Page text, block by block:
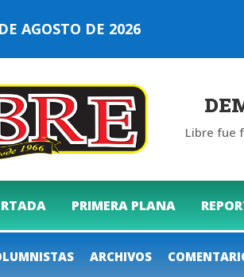
AGOSTO DE 2026
Libre fue
PRIMERA PLANA
ARCHIVOS